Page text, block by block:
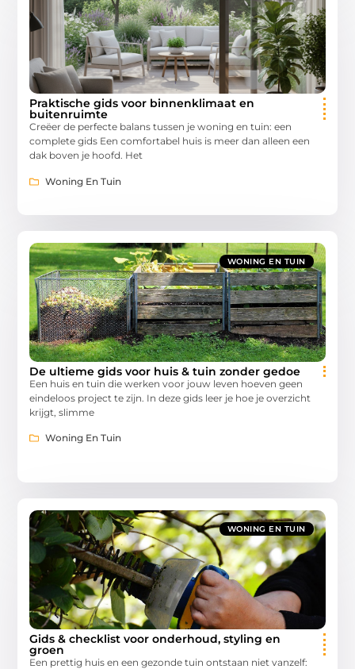
Praktische gids voor binnenklimaat en
buitenruimte
Creëer de perfecte balans tussen je woning en tuin: een
complete gids Een comfortabel huis is meer dan alleen een
dak boven je hoofd. Het
Woning En Tuin
WONING EN TUIN
De ultieme gids voor huis & tuin zonder gedoe
Een huis en tuin die werken voor jouw leven hoeven geen
eindeloos project te zijn. In deze gids leer je hoe je overzicht
krijgt, slimme
Woning En Tuin
WONING EN TUIN
Gids & checklist voor onderhoud, styling en
groen
Een prettig huis en een gezonde tuin ontstaan niet vanzelf: